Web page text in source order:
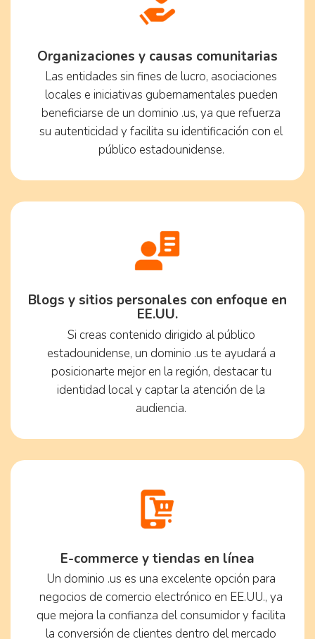
Organizaciones y causas comunitarias
Las entidades sin fines de lucro, asociaciones
locales e iniciativas gubernamentales pueden
beneficiarse de un dominio .us, ya que refuerza
su autenticidad y facilita su identificación con el
público estadounidense.
Blogs y sitios personales con enfoque en
EE.UU.
Si creas contenido dirigido al público
estadounidense, un dominio .us te ayudará a
posicionarte mejor en la región, destacar tu
identidad local y captar la atención de la
audiencia.
E-commerce y tiendas en línea
Un dominio .us es una excelente opción para
negocios de comercio electrónico en EE.UU., ya
que mejora la confianza del consumidor y facilita
la conversión de clientes dentro del mercado